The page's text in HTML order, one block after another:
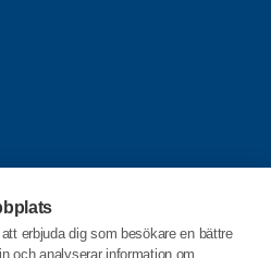
erbjuda dig som besökare en bättre
och analyserar information om